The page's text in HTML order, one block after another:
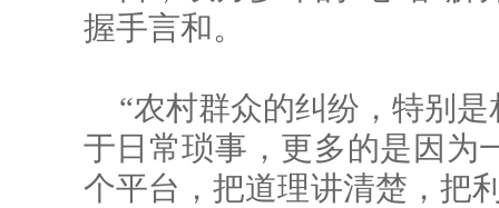
握手言和。
“农村群众的纠纷，特别
于日常琐事，更多的是因为
个平台，把道理讲清楚，把